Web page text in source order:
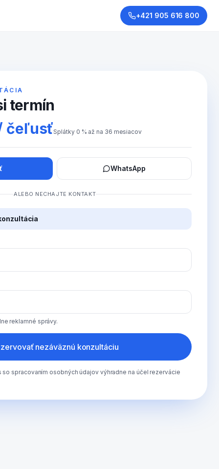
+421 905 616 800
termín
čeľusťSplátky 0 % až na 36 mesiacov
WhatsApp
ALEBO NECHAJTE KONTAKT
reklamné správy.
nezáväznú konzultáciu
spracovaním osobných údajov výhradne na účel rezervácie